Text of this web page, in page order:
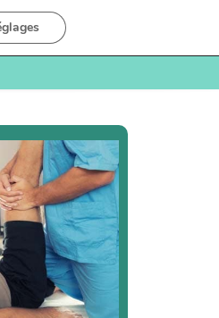
Inscription